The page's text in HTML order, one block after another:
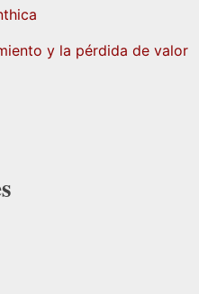
y la pérdida de valor